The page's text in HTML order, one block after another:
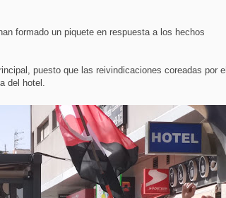
formado un piquete en respuesta a los hechos
puesto que las reivindicaciones coreadas por el
del hotel.